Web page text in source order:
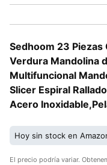
Sedhoom 23 Piezas
Verdura Mandolina
Multifuncional
Slicer Espiral
Acero
Hoy sin stock en
El precio podría variar.